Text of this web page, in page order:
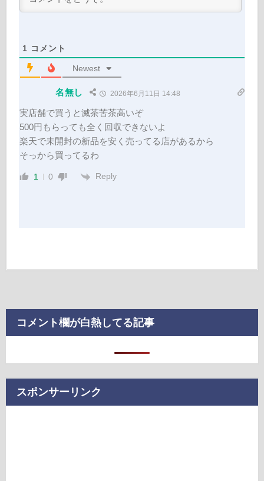
1 コメント
Newest
名無し 2026年6月11日 14:48
実店舗で買うと滅茶苦茶高いぞ
500円もらっても全く回収できないよ
楽天で未開封の新品を安く売ってる店があるから
そっから買ってるわ
1 0 Reply
コメント欄が白熱してる記事
スポンサーリンク